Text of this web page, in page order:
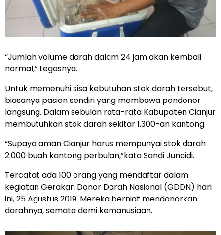
“Jumlah volume darah dalam 24 jam akan kembali
normal,” tegasnya.
Untuk memenuhi sisa kebutuhan stok darah tersebut,
biasanya pasien sendiri yang membawa pendonor
langsung. Dalam sebulan rata-rata Kabupaten Cianjur
membutuhkan stok darah sekitar 1.300-an kantong.
“Supaya aman Cianjur harus mempunyai stok darah
2.000 buah kantong perbulan,”kata Sandi Junaidi.
Tercatat ada 100 orang yang mendaftar dalam
kegiatan Gerakan Donor Darah Nasional (GDDN) hari
ini, 25 Agustus 2019. Mereka berniat mendonorkan
darahnya, semata demi kemanusiaan.